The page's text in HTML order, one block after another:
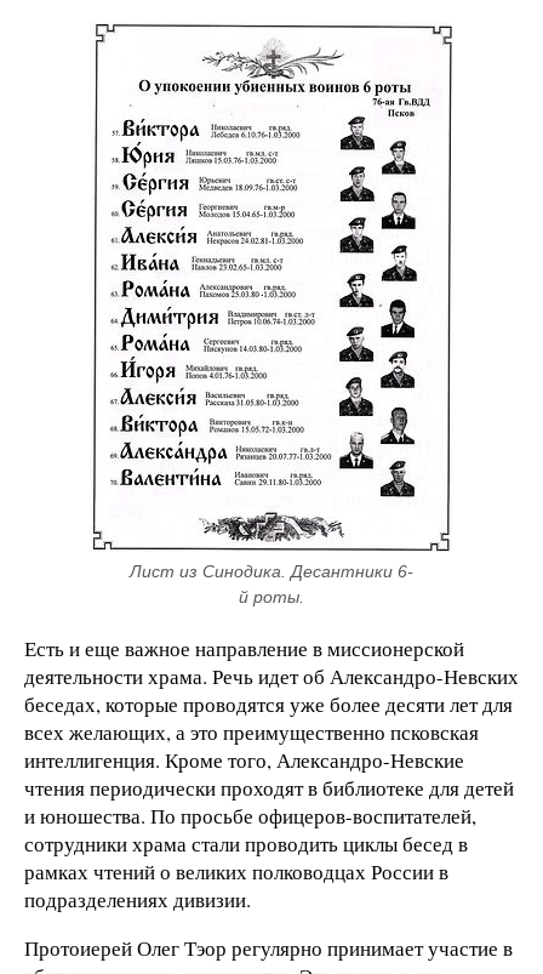
Лист из Синодика. Десантники 6-
й роты.
Есть и еще важное направление в миссионерской
деятельности храма. Речь идет об Александро-Невских
беседах, которые проводятся уже более десяти лет для
всех желающих, а это преимущественно псковская
интеллигенция. Кроме того, Александро-Невские
чтения периодически проходят в библиотеке для детей
и юношества. По просьбе офицеров-воспитателей,
сотрудники храма стали проводить циклы бесед в
рамках чтений о великих полководцах России в
подразделениях дивизии.
Протоиерей Олег Тэор регулярно принимает участие в